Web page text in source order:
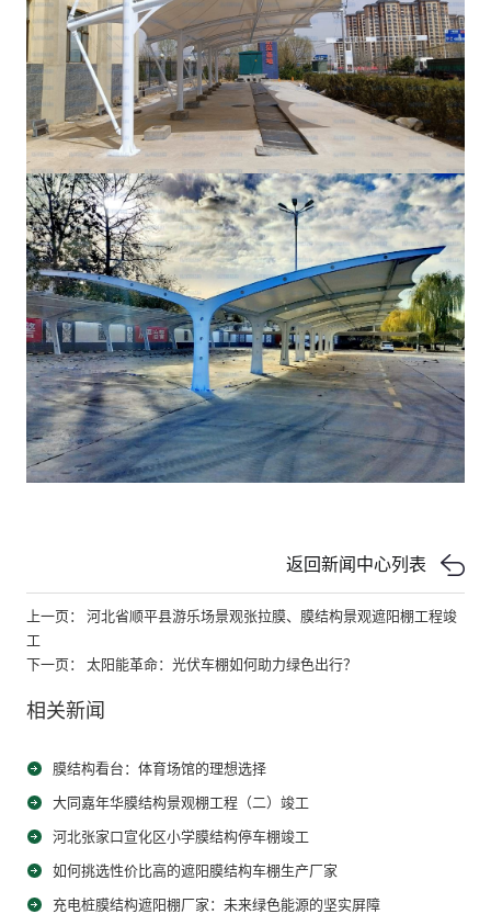
返回新闻中心列表
上一页： 河北省顺平县游乐场景观张拉膜、膜结构景观遮阳棚工程竣
工
下一页： 太阳能革命：光伏车棚如何助力绿色出行？
相关新闻
膜结构看台：体育场馆的理想选择
大同嘉年华膜结构景观棚工程（二）竣工
河北张家口宣化区小学膜结构停车棚竣工
如何挑选性价比高的遮阳膜结构车棚生产厂家
充电桩膜结构遮阳棚厂家：未来绿色能源的坚实屏障